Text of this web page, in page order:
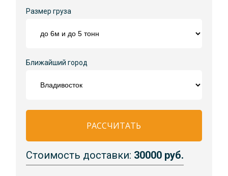
Размер груза
Ближайший город
РАССЧИТАТЬ
Стоимость доставки: 30000 руб.